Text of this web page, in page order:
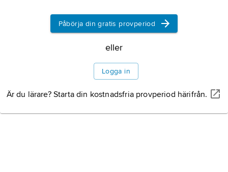
Information om artikeln
Påbörja din gratis provperiod
eller
Logga in
Är du lärare? Starta din kostnadsfria provperiod härifrån.